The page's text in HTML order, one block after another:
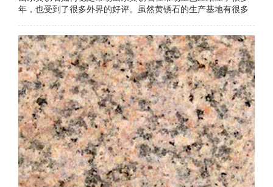
年，也受到了很多外界的好评。虽然黄锈石的生产基地有很多